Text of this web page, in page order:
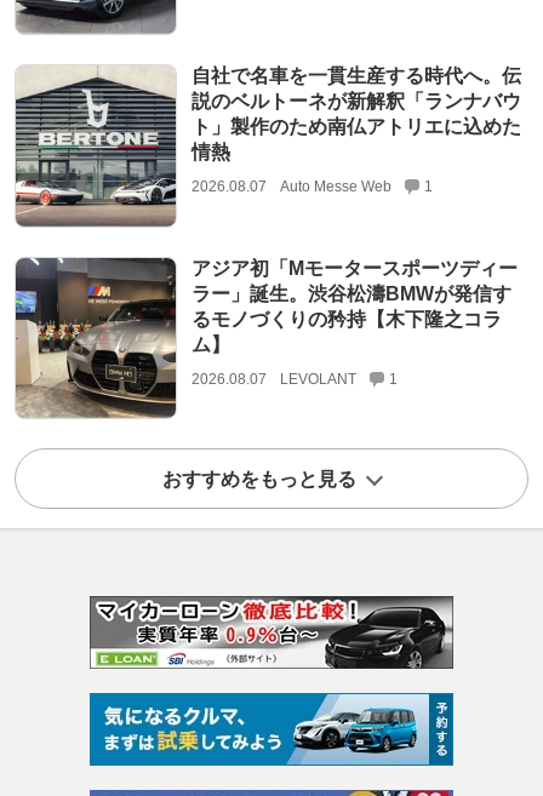
自社で名車を一貫生産する時代へ。伝
説のベルトーネが新解釈「ランナバウ
ト」製作のため南仏アトリエに込めた
情熱
2026.08.07 Auto Messe Web 1
アジア初「Mモータースポーツディー
ラー」誕生。渋谷松濤BMWが発信す
るモノづくりの矜持【木下隆之コラ
ム】
2026.08.07 LEVOLANT 1
おすすめをもっと見る